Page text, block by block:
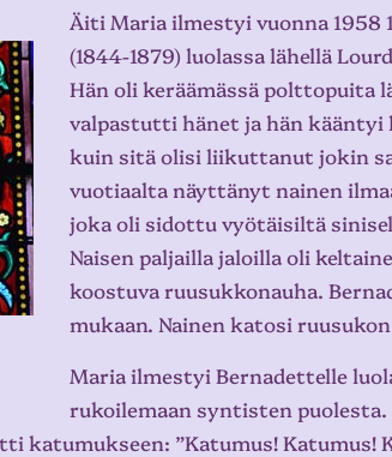
Äiti Maria ilmestyi vuonna 1958
(1844-1879) luolassa lähellä
Hän oli keräämässä polttopuita
valpastutti hänet ja hän kääntyi
kuin sitä olisi liikuttanut jokin
vuotiaalta näyttänyt nainen
joka oli sidottu vyötäisiltä
Naisen paljailla jaloilla oli
koostuva ruusukkonauha.
mukaan. Nainen katosi
Maria ilmestyi Bernadettelle
rukoilemaan syntisten
katumukseen: ”Katumus!